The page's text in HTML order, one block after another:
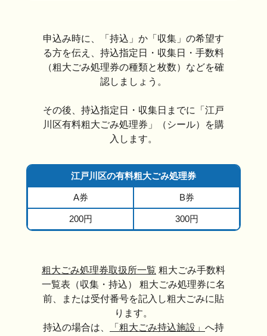
申込み時に、「持込」か「収集」の希望す
る方を伝え、持込指定日・収集日・手数料
（粗大ごみ処理券の種類と枚数）などを確
認しましょう。
その後、持込指定日・収集日までに「江戸
川区有料粗大ごみ処理券」（シール）を購
入します。
江戸川区の有料粗大ごみ処理券
A券 B券
200円 300円
粗大ごみ処理券取扱所一覧 粗大ごみ手数料
一覧表（収集・持込） 粗大ごみ処理券に名
前、または受付番号を記入し粗大ごみに貼
ります。
持込の場合は、
「粗大ごみ持込施設」 へ持